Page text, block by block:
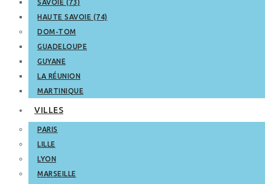
SAVOIE (73)
HAUTE SAVOIE (74)
DOM-TOM
GUADELOUPE
GUYANE
LA RÉUNION
MARTINIQUE
VILLES
PARIS
LILLE
LYON
MARSEILLE